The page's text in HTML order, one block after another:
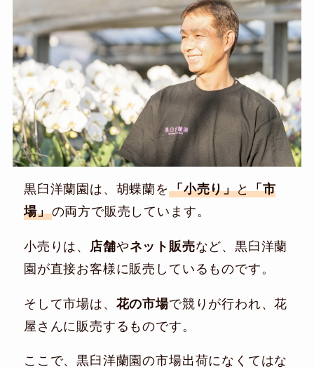
黒臼洋蘭園は、胡蝶蘭を 「小売り」と「市
場」の両方で販売しています。
小売りは、 店舗やネット販売など、黒臼洋蘭
園が直接お客様に販売しているものです。
そして市場は、 花の市場で競りが行われ、花
屋さんに販売するものです。
ここで、黒臼洋蘭園の市場出荷になくてはな